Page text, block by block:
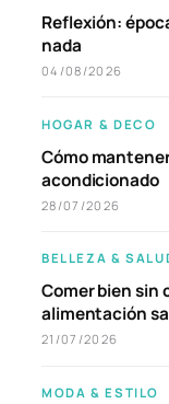
Reflexión:
nada
04/08/2026
HOGAR & DECO
Cómo
acondicionado
28/07/2026
BELLEZA &
Comer bien sin
alimentación
21/07/2026
MODA & ESTILO